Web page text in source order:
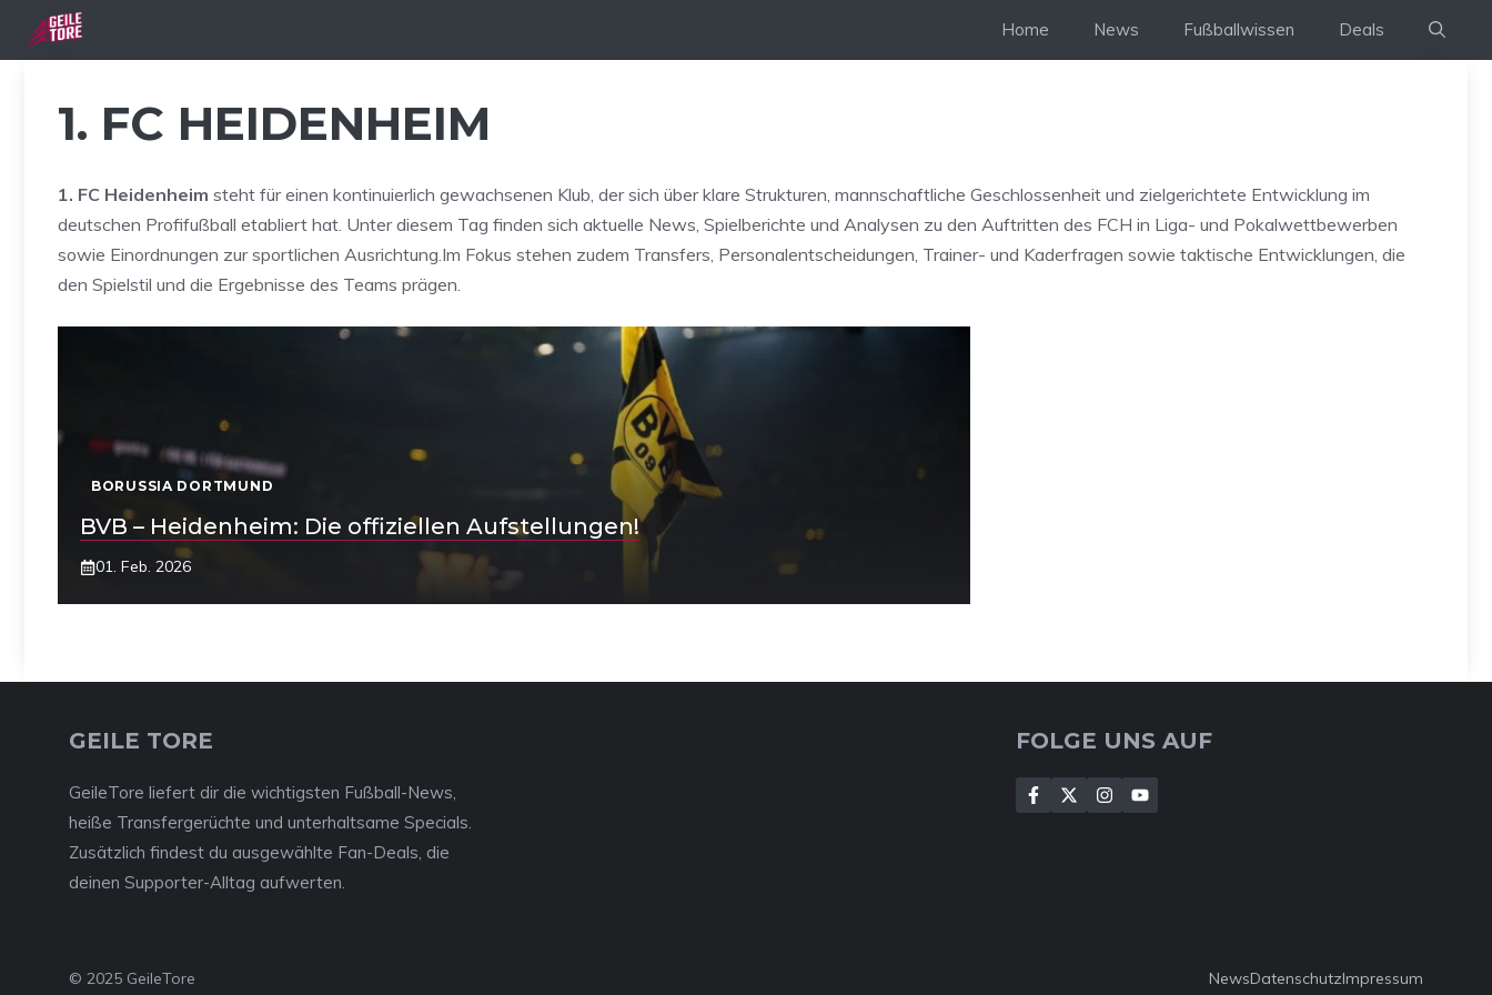
Inhalt
Home News Fußballwissen Deals
1. FC HEIDENHEIM
1. FC Heidenheim steht für einen kontinuierlich gewachsenen Klub, der sich über klare Strukturen, mannschaftliche Geschlossenheit und zielgerichtete Entwicklung im
deutschen Profifußball etabliert hat. Unter diesem Tag finden sich aktuelle News, Spielberichte und Analysen zu den Auftritten des FCH in Liga- und Pokalwettbewerben
sowie Einordnungen zur sportlichen Ausrichtung.Im Fokus stehen zudem Transfers, Personalentscheidungen, Trainer- und Kaderfragen sowie taktische Entwicklungen, die
den Spielstil und die Ergebnisse des Teams prägen.
BORUSSIA DORTMUND
BVB – Heidenheim: Die offiziellen Aufstellungen!
01. Feb. 2026
GEILE TORE
GeileTore liefert dir die wichtigsten Fußball-News,
heiße Transfergerüchte und unterhaltsame Specials.
Zusätzlich findest du ausgewählte Fan-Deals, die
deinen Supporter-Alltag aufwerten.
FOLGE UNS AUF
© 2025 GeileTore NewsDatenschutzImpressum